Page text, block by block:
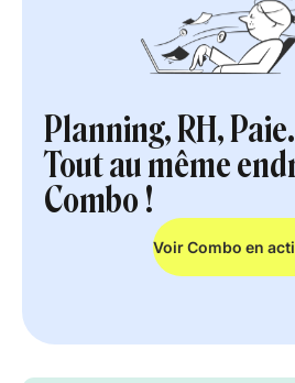
Planning, RH, Paie.
Tout au même
Combo !
Voir Combo en